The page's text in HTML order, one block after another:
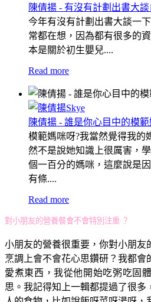
陳倩揚 - 有沒有計劃出書大
今年有沒有計劃出書大談一
常都在想，因為都有很多的
本是關於初生嬰兒....
Read more
陳倩揚 - 誰是你心目中的模範
模範媽咪呀?我當然覺得我的
然不是說她知識上很厲害，
個一百分的媽咪，這麼說是
有條....
Read more
對小朋友的營養餐會不會特別注重 ？
小朋友的營養很重要，你對小朋友
烹調上會不會花心思鑽研？我都會
愛煮東西，我從他開始吃粥吃固
思。我記得知上一輯都提過了很多